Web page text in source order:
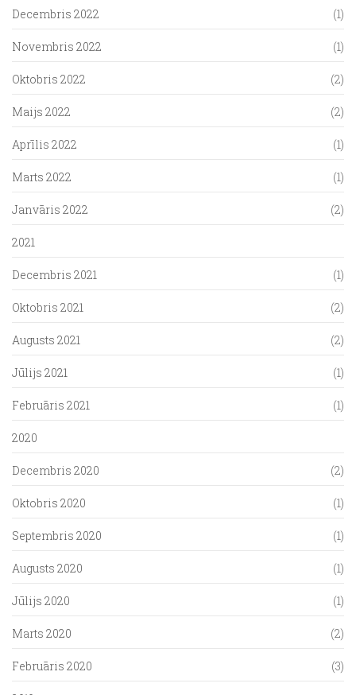
Decembris 2022 (1)
Novembris 2022 (1)
Oktobris 2022 (2)
Maijs 2022 (2)
Aprīlis 2022 (1)
Marts 2022 (1)
Janvāris 2022 (2)
2021
Decembris 2021 (1)
Oktobris 2021 (2)
Augusts 2021 (2)
Jūlijs 2021 (1)
Februāris 2021 (1)
2020
Decembris 2020 (2)
Oktobris 2020 (1)
Septembris 2020 (1)
Augusts 2020 (1)
Jūlijs 2020 (1)
Marts 2020 (2)
Februāris 2020 (3)